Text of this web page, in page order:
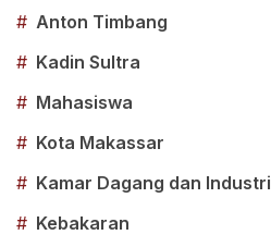
# Anton Timbang
# Kadin Sultra
# Mahasiswa
# Kota Makassar
# Kamar Dagang dan Industri
# Kebakaran